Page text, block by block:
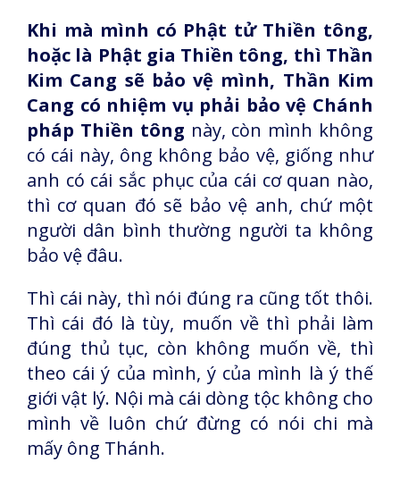
Khi mà mình có Phật tử Thiền tông,
hoặc là Phật gia Thiền tông, thì Thần
Kim Cang sẽ bảo vệ mình, Thần Kim
Cang có nhiệm vụ phải bảo vệ Chánh
pháp Thiền tông này, còn mình không
có cái này, ông không bảo vệ, giống như
anh có cái sắc phục của cái cơ quan nào,
thì cơ quan đó sẽ bảo vệ anh, chứ một
người dân bình thường người ta không
bảo vệ đâu.
Thì cái này, thì nói đúng ra cũng tốt thôi.
Thì cái đó là tùy, muốn về thì phải làm
đúng thủ tục, còn không muốn về, thì
theo cái ý của mình, ý của mình là ý thế
giới vật lý. Nội mà cái dòng tộc không cho
mình về luôn chứ đừng có nói chi mà
mấy ông Thánh.